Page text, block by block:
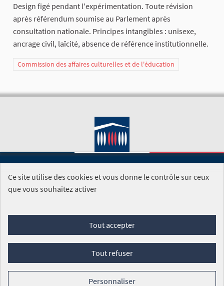
Design figé pendant l'expérimentation. Toute révision
après référendum soumise au Parlement après
consultation nationale. Principes intangibles : unisexe,
ancrage civil, laïcité, absence de référence institutionnelle.
Commission des affaires culturelles et de l'éducation
SITE DE L'ASSEMBLÉE NATIONALE
Foire aux questions
Conditions générales d'utilisation (CGU)
Mentions légales
Cookies
Ce site utilise des cookies et vous donne le contrôle sur ceux
que vous souhaitez activer
Tout accepter
Tout refuser
Personnaliser